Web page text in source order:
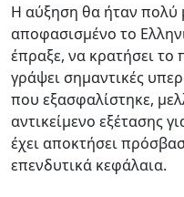
Η αύξηση θα ήταν πολύ
αποφασισμένο το
έπραξε, να κρατήσει το
γράψει σημαντικές
που εξασφαλίστηκε,
αντικείμενο εξέτασης
έχει αποκτήσει
επενδυτικά κεφάλαια.